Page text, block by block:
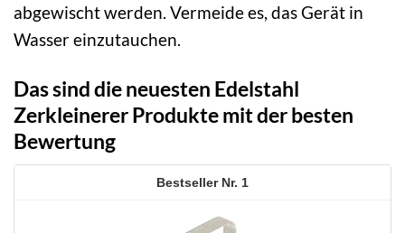
abgewischt werden. Vermeide es, das Gerät in
Wasser einzutauchen.
Das sind die neuesten Edelstahl
Zerkleinerer Produkte mit der besten
Bewertung
1